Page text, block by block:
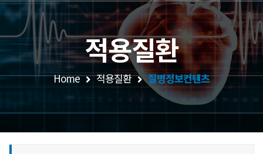
적용질환
Home 적용질환 질병정보컨텐츠